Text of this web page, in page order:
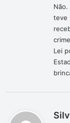
teve
Lei